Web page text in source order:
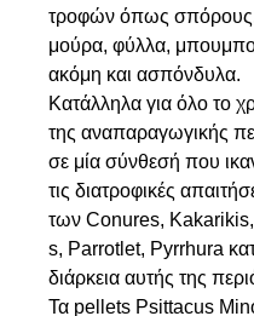
τροφών όπως
μούρα, φύλλα,
ακόμη και ασπόνδυλα.
Κατάλληλα για όλο το
της αναπαραγωγικής
σε μία σύνθεσή που
τις διατροφικές
των Conures,
s, Parrotlet, Pyrrhura
διάρκεια αυτής της
Τα pellets Psittacus